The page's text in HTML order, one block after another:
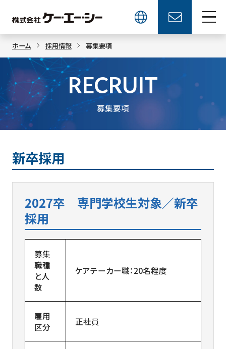
ホーム 採用情報 募集要項
RECRUIT
募集要項
新卒採用
2027卒 専門学校生対象／新卒
採用
募集
職種
と人
数
ケアテーカー職：20名程度
雇用
区分
正社員